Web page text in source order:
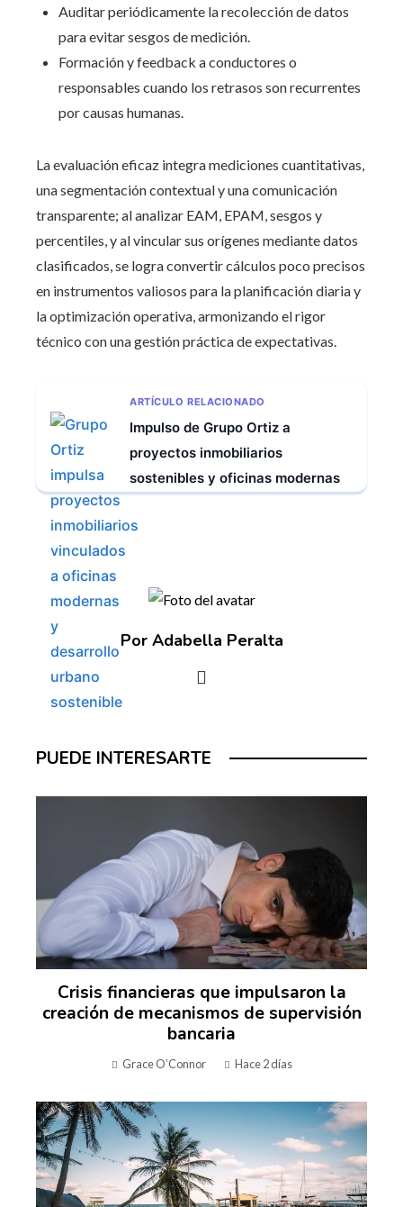
Auditar periódicamente la recolección de datos
para evitar sesgos de medición.
Formación y feedback a conductores o
responsables cuando los retrasos son recurrentes
por causas humanas.
La evaluación eficaz integra mediciones cuantitativas,
una segmentación contextual y una comunicación
transparente; al analizar EAM, EPAM, sesgos y
percentiles, y al vincular sus orígenes mediante datos
clasificados, se logra convertir cálculos poco precisos
en instrumentos valiosos para la planificación diaria y
la optimización operativa, armonizando el rigor
técnico con una gestión práctica de expectativas.
ARTÍCULO RELACIONADO
Impulso de Grupo Ortiz a
proyectos inmobiliarios
sostenibles y oficinas modernas
Por Adabella Peralta
PUEDE INTERESARTE
Crisis financieras que impulsaron la
creación de mecanismos de supervisión
bancaria
Grace O’Connor Hace 2 días